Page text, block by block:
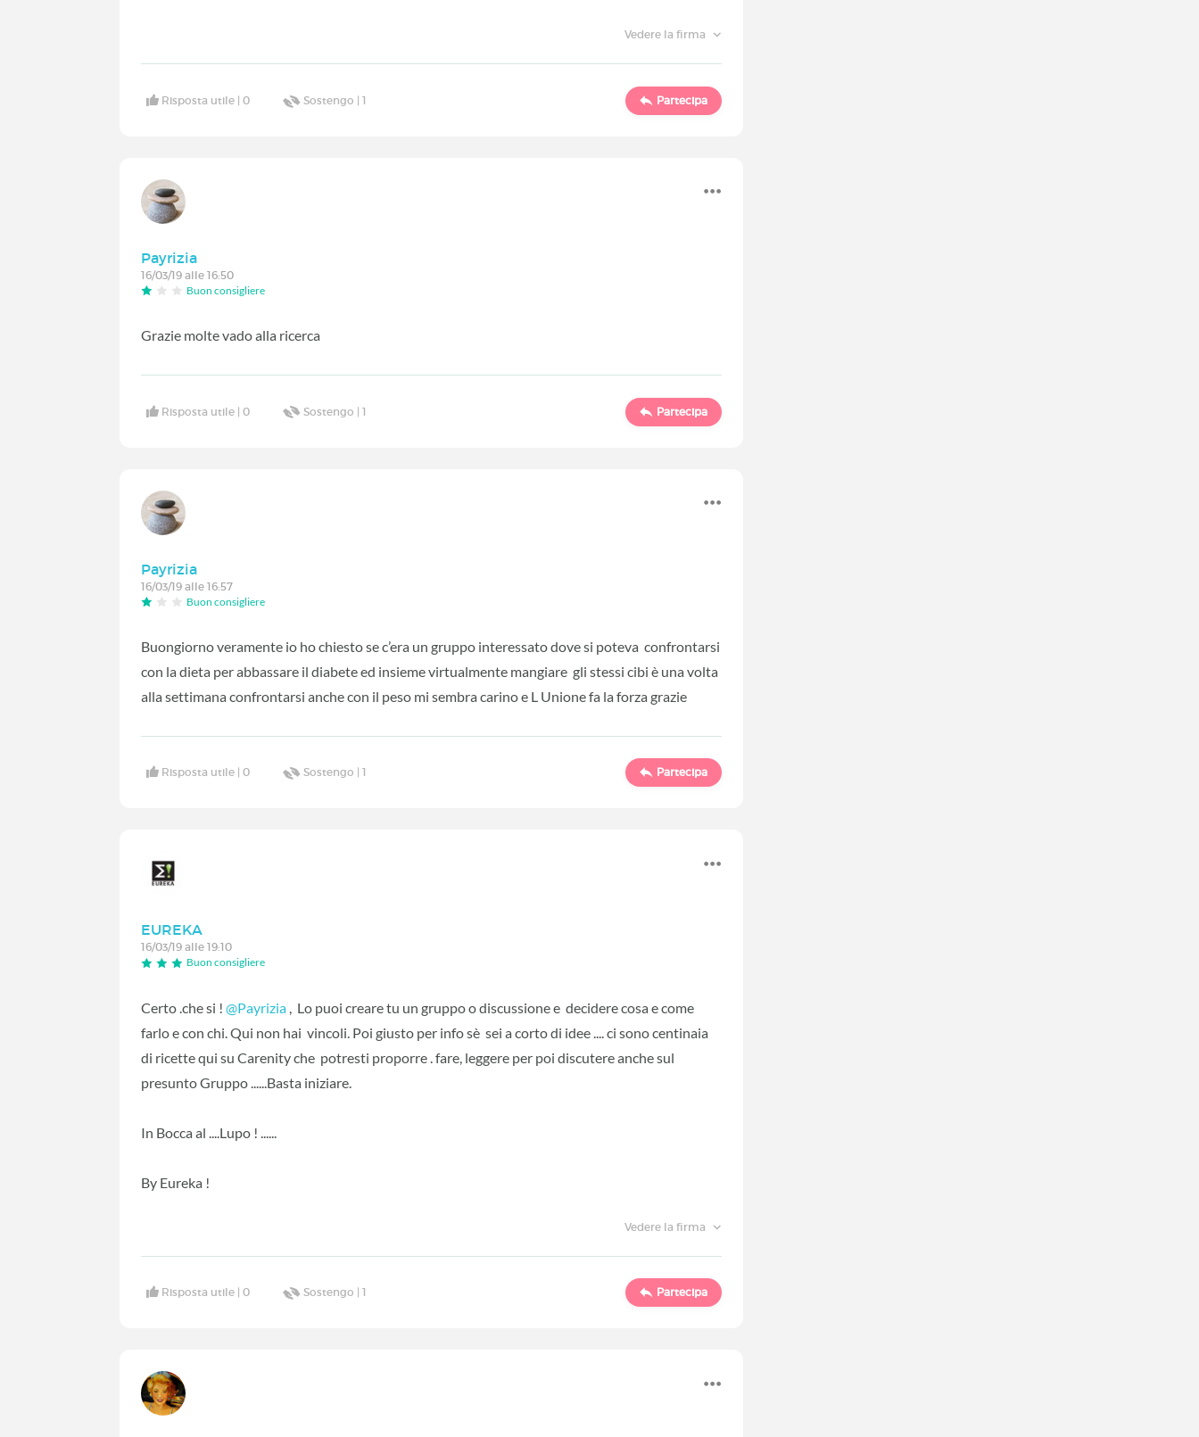
Vedere la firma
Risposta utile |0 Sostengo |1 Partecipa
Payrizia
16/03/19 alle 16:50
Buon consigliere
Grazie molte vado alla ricerca
Risposta utile |0 Sostengo |1 Partecipa
Payrizia
16/03/19 alle 16:57
Buon consigliere
Buongiorno veramente io ho chiesto se c’era un gruppo interessato dove si poteva confrontarsi
con la dieta per abbassare il diabete ed insieme virtualmente mangiare gli stessi cibi è una volta
alla settimana confrontarsi anche con il peso mi sembra carino e L Unione fa la forza grazie
Risposta utile |0 Sostengo |1 Partecipa
EUREKA
16/03/19 alle 19:10
Buon consigliere
Certo .che si !@Payrizia ‍ , Lo puoi creare tu un gruppo o discussione e decidere cosa e come
farlo e con chi. Qui non hai vincoli. Poi giusto per info sè sei a corto di idee .... ci sono centinaia
di ricette qui su Carenity che potresti proporre . fare, leggere per poi discutere anche sul
presunto Gruppo ......Basta iniziare.
In Bocca al ....Lupo ! ......
By Eureka !
Vedere la firma
Risposta utile |0 Sostengo |1 Partecipa